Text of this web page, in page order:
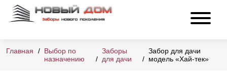
Главная
Выбор по
назначению
Заборы
для дачи
Забор для дачи
модель «Хай-тек»